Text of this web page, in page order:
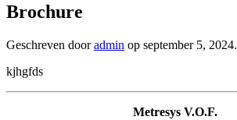
Brochure
Geschreven dooradmin op september 5, 2024.
kjhgfds
Metresys V.O.F.